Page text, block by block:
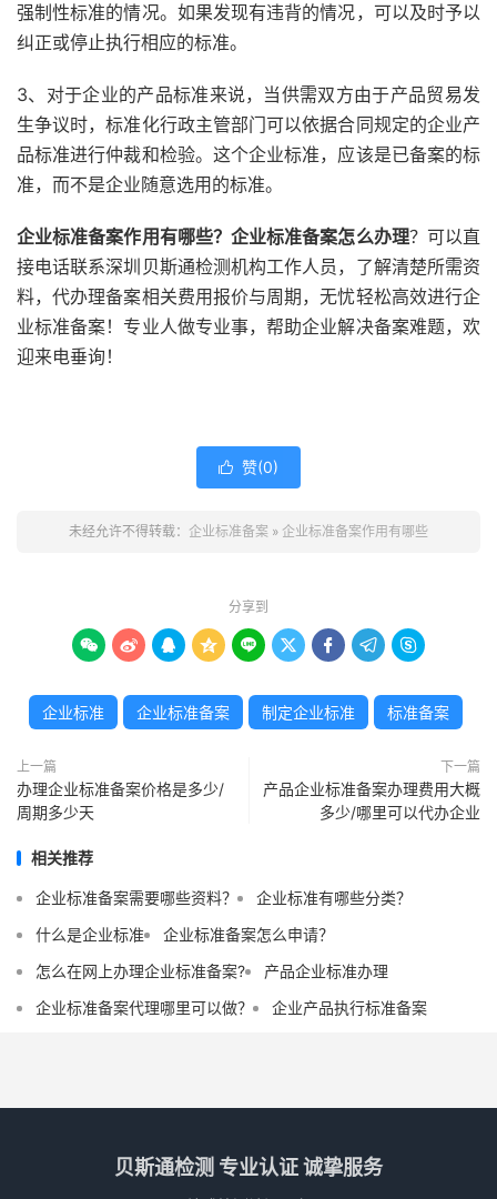
强制性标准的情况。如果发现有违背的情况，可以及时予以
纠正或停止执行相应的标准。
3、对于企业的产品标准来说，当供需双方由于产品贸易发
生争议时，标准化行政主管部门可以依据合同规定的企业产
品标准进行仲裁和检验。这个企业标准，应该是已备案的标
准，而不是企业随意选用的标准。
企业标准备案作用有哪些？企业标准备案怎么办理？可以直
接电话联系深圳贝斯通检测机构工作人员，了解清楚所需资
料，代办理备案相关费用报价与周期，无忧轻松高效进行企
业标准备案！专业人做专业事，帮助企业解决备案难题，欢
迎来电垂询！
 赞(0)
未经允许不得转载： 企业标准备案 » 企业标准备案作用有哪些
分享到
        
企业标准 企业标准备案 制定企业标准 标准备案
上一篇
办理企业标准备案价格是多少/
周期多少天
下一篇
产品企业标准备案办理费用大概
多少/哪里可以代办企业
相关推荐
企业标准备案需要哪些资料？
企业标准有哪些分类？
什么是企业标准
企业标准备案怎么申请？
怎么在网上办理企业标准备案?
产品企业标准办理
企业标准备案代理哪里可以做？
企业产品执行标准备案
贝斯通检测 专业认证 诚挚服务